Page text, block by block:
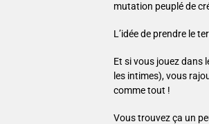
mutation peuplé de
L’idée de prendre le
Et si vous jouez dans
les intimes), vous
comme tout !
Vous trouvez ça un